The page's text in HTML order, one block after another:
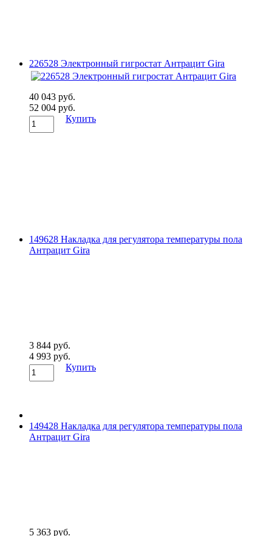
226528 Электронный гигростат Антрацит Gira
40 043 руб.
52 004 руб.
Купить
149628 Накладка для регулятора температуры пола
Антрацит Gira
3 844 руб.
4 993 руб.
Купить
149428 Накладка для регулятора температуры пола
Антрацит Gira
5 363 руб.